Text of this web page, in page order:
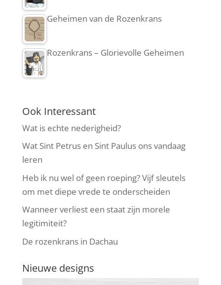
Geheimen van de Rozenkrans
Rozenkrans – Glorievolle Geheimen
Ook Interessant
Wat is echte nederigheid?
Wat Sint Petrus en Sint Paulus ons vandaag
leren
Heb ik nu wel of geen roeping? Vijf sleutels
om met diepe vrede te onderscheiden
Wanneer verliest een staat zijn morele
legitimiteit?
De rozenkrans in Dachau
Nieuwe designs